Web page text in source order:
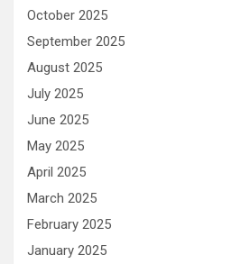
October 2025
September 2025
August 2025
July 2025
June 2025
May 2025
April 2025
March 2025
February 2025
January 2025